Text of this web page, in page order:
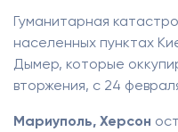
Гуманитарная
населенных пунктах
Дымер, которые
вторжения, с 24
Мариуполь, Херсон